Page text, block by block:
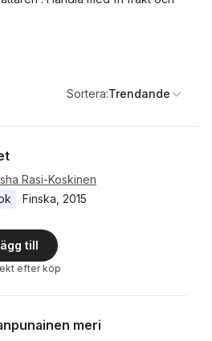
Sortera:Trendande
Rasi-Koskinen
Finska 2015
till
efter köp
meri